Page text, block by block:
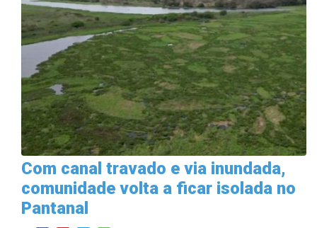
Com canal travado e via inundada,
comunidade volta a ficar isolada no
Pantanal